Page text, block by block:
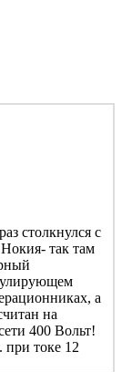
столкнулся с
так там
а
на
400 Вольт!
при токе 12